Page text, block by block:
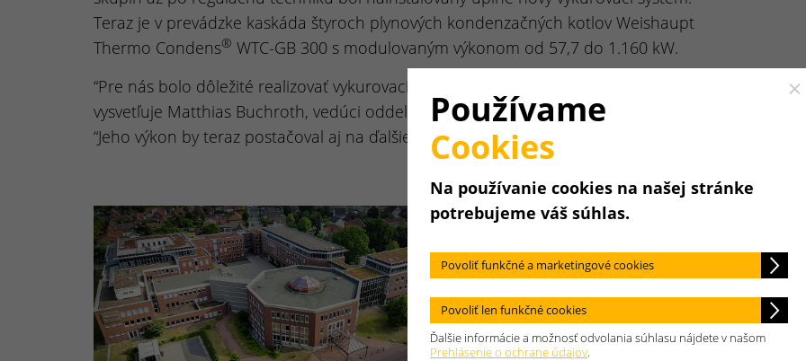
Teraz je v prevádzke kaskáda štyroch plynových kondenzačných kotlov Weishaupt
Thermo Condens® WTC-GB 300 s modulovaným výkonom od 57,7 do 1.160 kW.
“Pre nás bolo dôležité realizovať vykurovací systém pripravený pre budúcnosť”,
vysvetľuje Matthias Buchroth, vedúci oddelenia centrálnych služieb a obstarávania.
“Jeho výkon by teraz postačoval aj na ďalšie rozšírenie”.
Používame
Cookies
Na používanie cookies na našej stránke
potrebujeme váš súhlas.
Povoliť funkčné a marketingové cookies
Povoliť len funkčné cookies
Ďalšie informácie a možnosť odvolania súhlasu nájdete v našom
Prehlásenie o ochrane údajov.